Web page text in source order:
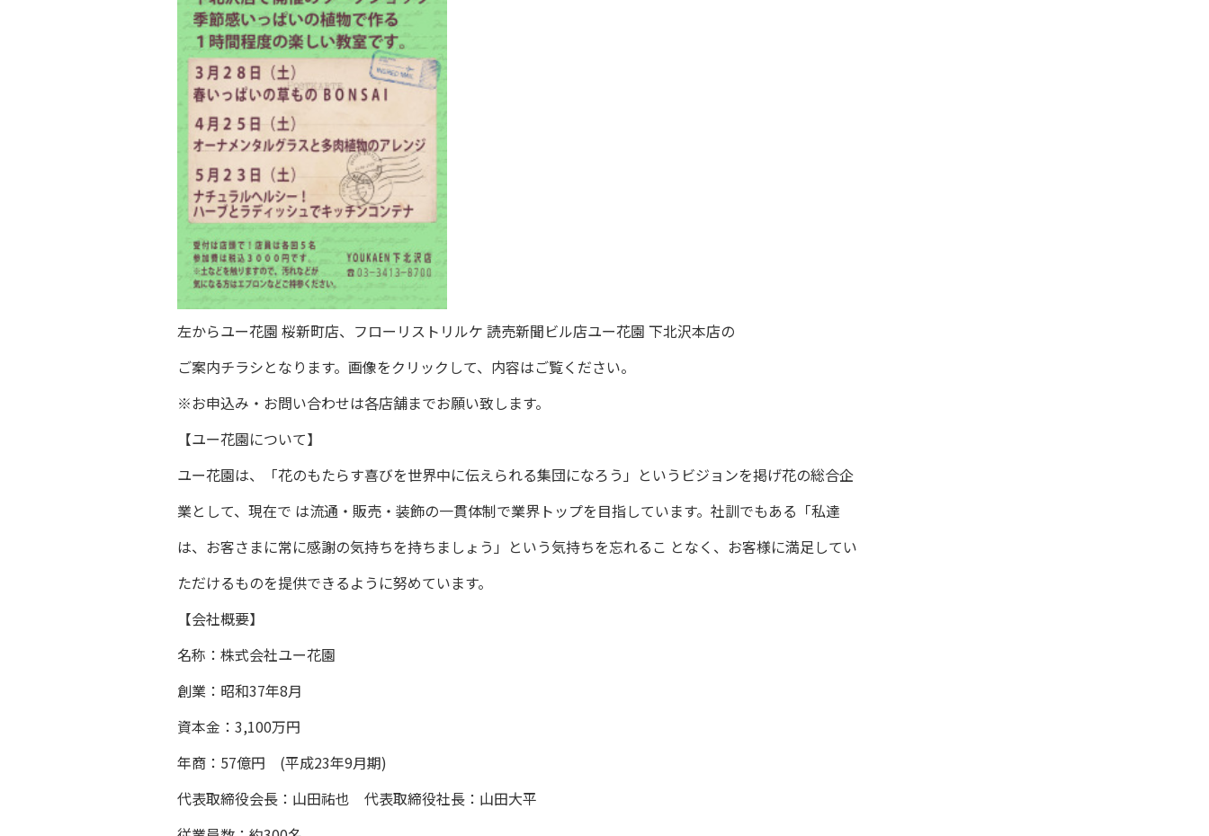
左からユー花園 桜新町店、フローリストリルケ 読売新聞ビル店ユー花園 下北沢本店の
ご案内チラシとなります。画像をクリックして、内容はご覧ください。
※お申込み・お問い合わせは各店舗までお願い致します。
【ユー花園について】
ユー花園は、「花のもたらす喜びを世界中に伝えられる集団になろう」というビジョンを掲げ花の総合企
業として、現在で は流通・販売・装飾の一貫体制で業界トップを目指しています。社訓でもある「私達
は、お客さまに常に感謝の気持ちを持ちましょう」という気持ちを忘れるこ となく、お客様に満足してい
ただけるものを提供できるように努めています。
【会社概要】
名称：株式会社ユー花園
創業：昭和37年8月
資本金：3,100万円
年商：57億円 (平成23年9月期)
代表取締役会長：山田祐也 代表取締役社長：山田大平